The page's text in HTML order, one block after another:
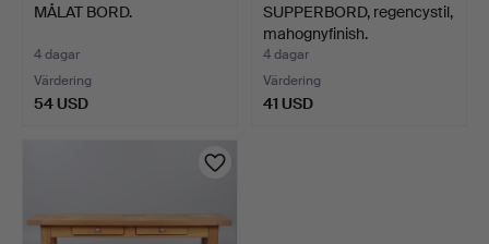
MÅLAT BORD.
4 dagar
Värdering
54 USD
SUPPERBORD, regencystil,
mahognyfinish.
4 dagar
Värdering
41 USD